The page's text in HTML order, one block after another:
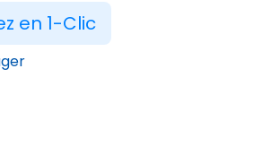
en 1-Clic